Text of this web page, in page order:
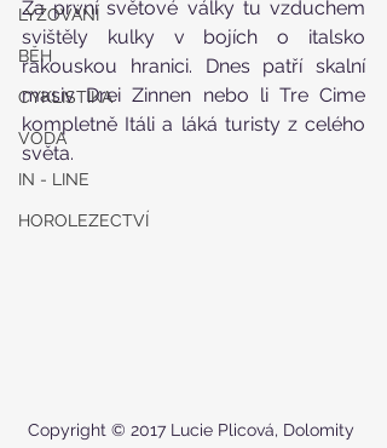
LYŽOVÁNÍ
BĚH
CYKLISTIKA
VODA
IN - LINE
HOROLEZECTVÍ
Za první světové války tu vzduchem
svištěly kulky v bojích o italsko
rakouskou hranici. Dnes patří skalní
masiv Drei Zinnen nebo li Tre Cime
kompletně Itáli a láká turisty z celého
světa.
Copyright © 2017 Lucie Plicová, Dolomity